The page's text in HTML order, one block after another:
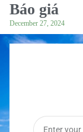
Báo giá
December 27, 2024